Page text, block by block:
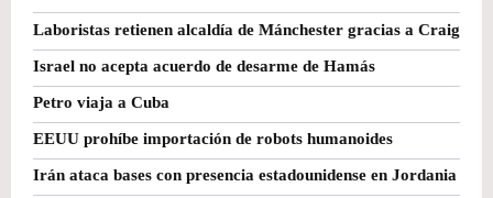
Laboristas retienen alcaldía de Mánchester gracias a Craig
Israel no acepta acuerdo de desarme de Hamás
Petro viaja a Cuba
EEUU prohíbe importación de robots humanoides
Irán ataca bases con presencia estadounidense en Jordania